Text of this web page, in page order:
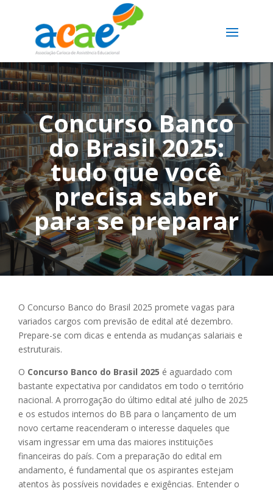
Concurso Banco
do Brasil 2025:
tudo que você
precisa saber
para se preparar
O Concurso Banco do Brasil 2025 promete vagas para
variados cargos com previsão de edital até dezembro.
Prepare-se com dicas e entenda as mudanças salariais e
estruturais.
O Concurso Banco do Brasil 2025 é aguardado com
bastante expectativa por candidatos em todo o território
nacional. A prorrogação do último edital até julho de 2025
e os estudos internos do BB para o lançamento de um
novo certame reacenderam o interesse daqueles que
visam ingressar em uma das maiores instituições
financeiras do país. Com a preparação do edital em
andamento, é fundamental que os aspirantes estejam
atentos às possíveis novidades e exigências. Entender o